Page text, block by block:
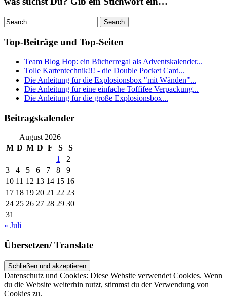
Top-Beiträge und Top-Seiten
Team Blog Hop: ein Bücherregal als Adventskalender...
Tolle Kartentechnik!!! - die Double Pocket Card...
Die Anleitung für die Explosionsbox "mit Wänden"...
Die Anleitung für eine einfache Toffifee Verpackung...
Die Anleitung für die große Explosionsbox...
Beitragskalender
August 2026
M D M D F S
S
1
2
3
4 5 6 7 8
9
10 11 12 13 14 15 16
17 18 19 20 21 22 23
24 25 26 27 28 29 30
31
« Juli
Übersetzen/ Translate
Datenschutz und Cookies: Diese Website verwendet Cookies. Wenn
du die Website weiterhin nutzt, stimmst du der Verwendung von
Cookies zu.